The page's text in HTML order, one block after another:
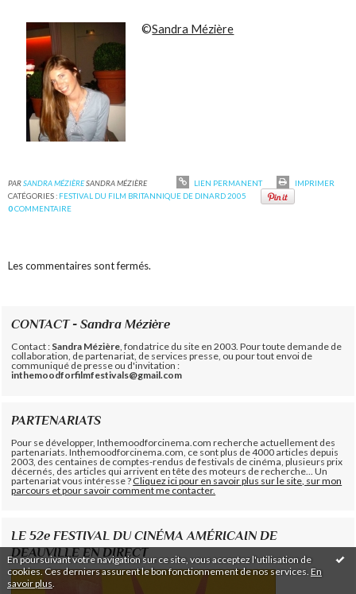
En poursuivant votre navigation sur ce site, vous acceptez l'utilisation de
cookies. Ces derniers assurent le bon fonctionnement de nos services. En
savoir plus
©Sandra Mézière
PARSANDRA MÉZIÈRESANDRA MÉZIÈRE LIEN PERMANENT
IMPRIMER
CATÉGORIES : FESTIVAL DU FILM BRITANNIQUE DE DINARD 2005
0COMMENTAIRE
Les commentaires sont fermés.
CONTACT - Sandra Mézière
Contact : Sandra Mézière , fondatrice du site en 2003. Pour toute demande de
collaboration, de partenariat, de services presse, ou pour tout envoi de
communiqué de presse ou d'invitation :
inthemoodforfilmfestivals@gmail.com
PARTENARIATS
Pour se développer, Inthemoodforcinema.com recherche actuellement des
partenariats. Inthemoodforcinema.com, ce sont plus de 4000 articles depuis
2003, des centaines de comptes-rendus de festivals de cinéma, plusieurs prix
décernés, des articles qui arrivent en tête des moteurs de recherche... Un
partenariat vous intéresse ?Cliquez ici pour en savoir plus sur le site, sur mon
parcours et pour savoir comment me contacter.
LE 52e FESTIVAL DU CINÉMA AMÉRICAIN DE
DEAUVILLE EN DIRECT